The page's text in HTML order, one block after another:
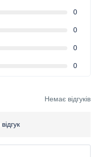
0
0
0
0
Немає відгуків